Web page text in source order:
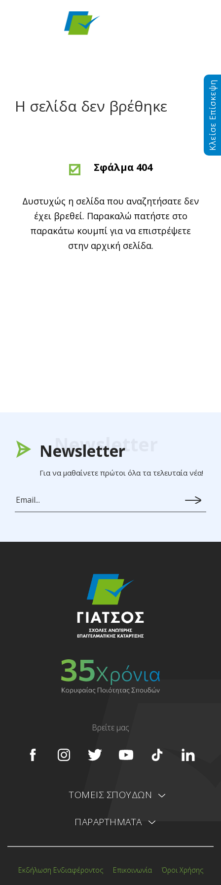
Κλείσε Επίσκεψη
Η σελίδα δεν βρέθηκε
Σφάλμα 404
Δυστυχώς η σελίδα που αναζητήσατε δεν
έχει βρεθεί. Παρακαλώ πατήστε στο
παρακάτω κουμπί για να επιστρέψετε
στην αρχική σελίδα.
Newsletter
Newsletter
Για να μαθαίνετε πρώτοι όλα τα τελευταία νέα!
Βρείτε μας
ΤΟΜΕΙΣ ΣΠΟΥΔΩΝ
ΠΑΡΑΡΤΗΜΑΤΑ
Εκδήλωση Ενδιαφέροντος Επικοινωνία Όροι Χρήσης